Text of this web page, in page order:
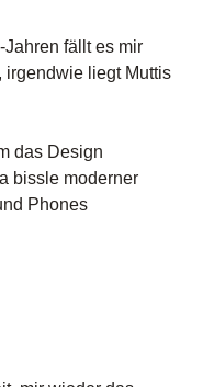
fällt es mir
irgendwie liegt Muttis
das Design
bissle moderner
Phones